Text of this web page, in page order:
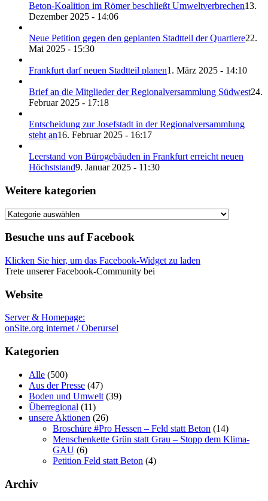
Beton-Koalition im Römer beschließt Umweltverbrechen13.
Dezember 2025 - 14:06
Neue Petition gegen den geplanten Stadtteil der Quartiere22.
Mai 2025 - 15:30
Frankfurt darf neuen Stadtteil planen1. März 2025 - 14:10
Brief an die Mitglieder der Regionalversammlung Südwest24.
Februar 2025 - 17:18
Entscheidung zur Josefstadt in der Regionalversammlung
steht an16. Februar 2025 - 16:17
Leerstand von Bürogebäuden in Frankfurt erreicht neuen
Höchststand9. Januar 2025 - 11:30
Weitere kategorien
Weitere
Besuche uns auf Facebook
Klicken Sie hier, um das Facebook-Widget zu laden
Trete unserer Facebook-Community bei
Website
Server & Homepage:
onSite.org internet / Oberursel
Kategorien
Alle (500)
Aus der Presse (47)
Boden und Umwelt (39)
Überregional (11)
unsere Aktionen (26)
Broschüre #Pro Hessen – Feld statt Beton (14)
Menschenkette Grün statt Grau – Stopp dem Klima-
GAU (6)
Petition Feld statt Beton (4)
Archiv